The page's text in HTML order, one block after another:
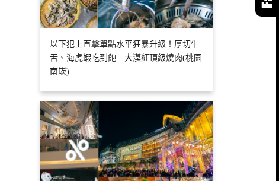
以下犯上直擊單點水平狂暴升級！厚切牛
舌、海虎蝦吃到飽－大漠紅頂級燒肉(桃園
南崁)